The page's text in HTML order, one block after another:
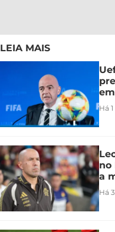
LEIA MAIS
Há
no
a
Há